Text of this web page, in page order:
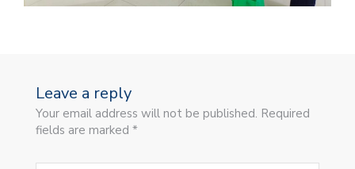
Leave a reply
Your email address will not be published. Required
fields are marked *